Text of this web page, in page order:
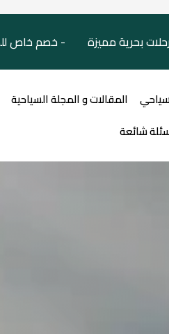
بحرية مميزة - خصم خاص
المقالات و المجلة السياحية
شائعة